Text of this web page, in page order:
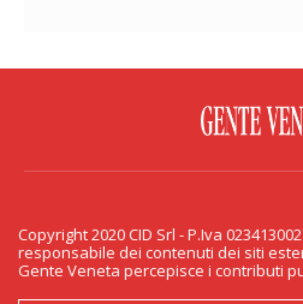
PRIVACY &
Copyright 2020 CID Srl - P.Iva 02341300271
dei contenuti dei siti esterni eventualmente
Copyright 2020 CID Srl - P.Iva
responsabile dei contenuti dei siti
Gente Veneta percepisce i contributi